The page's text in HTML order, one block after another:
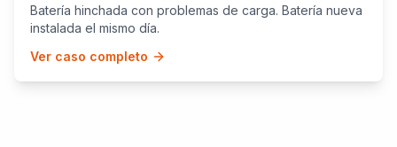
Batería hinchada con problemas de carga. Batería nueva
instalada el mismo día.
Ver caso completo